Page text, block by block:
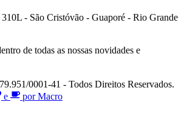
- São Cristóvão - Guaporé - Rio Grande
de todas as nossas novidades e
0001-41 - Todos Direitos Reservados.
e por Macro